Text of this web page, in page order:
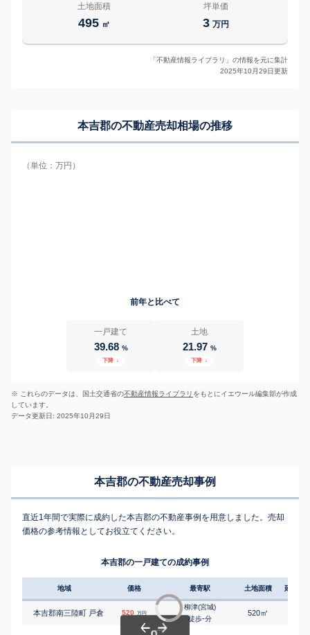
土地面積
495 ㎡
坪単価
3 万円
「不動産情報ライブラリ」の情報を元に集計
2025年10月29日更新
本吉郡の不動産売却相場の推移
（単位：万円）
前年と比べて
一戸建て
39.68 %
下降 ↓
土地
21.97 %
下降 ↓
※ これらのデータは、国土交通省の不動産情報ライブラリ をもとにイエウール編集部が作成
しています。
データ更新日: 2025年10月29日
本吉郡の不動産売却事例
直近1年間で実際に成約した本吉郡の不動産事例を用意しました。売却
価格の参考情報としてお役立てください。
本吉郡の一戸建ての成約事例
地域 価格 最寄駅 土地面積 延床面
本吉郡南三陸町 戸倉 520 万円
柳津(宮城)
徒歩-分
520㎡